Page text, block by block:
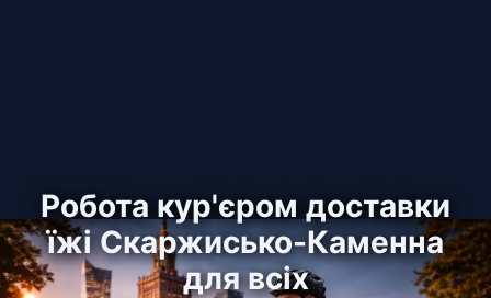
Робота кур'єром доставки
їжі Скаржисько-Каменна
для всіх